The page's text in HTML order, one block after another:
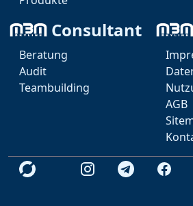
Consultant
Beratung
Audit
Teambuilding
AGB